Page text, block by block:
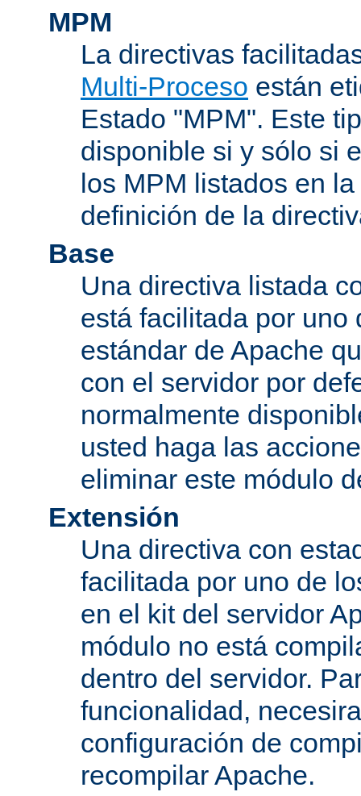
MPM
La directivas
Multi-Proceso están
Estado "MPM". Este
disponible si y sólo si
los MPM listados en
definición de la
Base
Una directiva listada
está facilitada por uno
estándar de Apache
con el servidor por
normalmente
usted haga las
eliminar este módulo
Extensión
Una directiva con
facilitada por uno de
en el kit del servidor
módulo no está
dentro del servidor.
funcionalidad,
configuración de
recompilar Apache.